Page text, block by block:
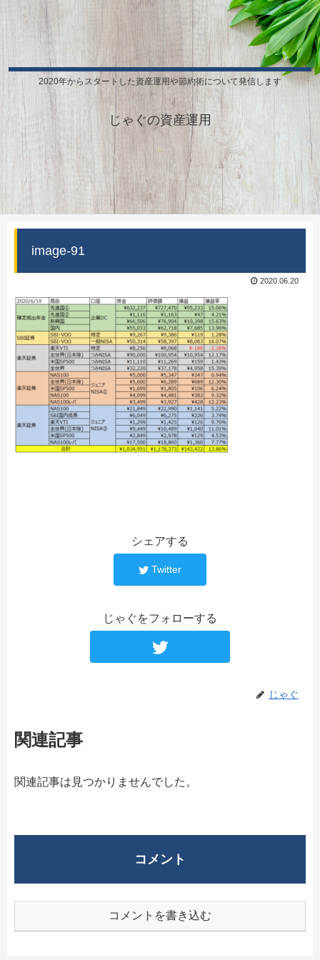
2020年からスタートした資産運用や節約術について発信します
じゃぐの資産運用
image-91
2020.06.20
シェアする
Twitter
じゃぐをフォローする
じゃぐ
関連記事
関連記事は見つかりませんでした。
コメント
コメントを書き込む